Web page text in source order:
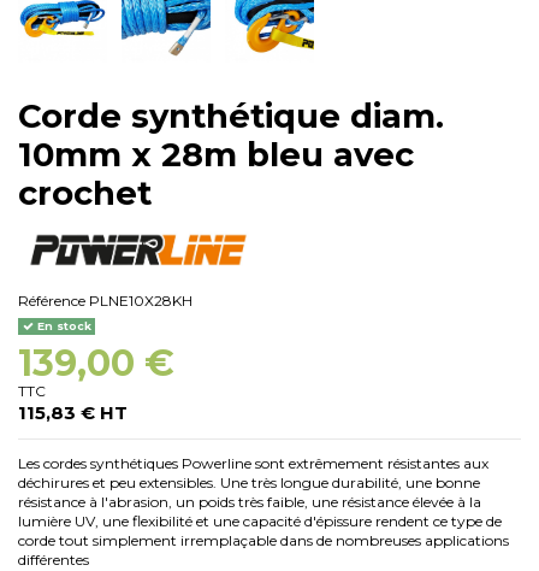
Corde synthétique diam.
10mm x 28m bleu avec
crochet
Référence PLNE10X28KH
En stock
139,00 €
TTC
115,83 € HT
Les cordes synthétiques Powerline sont extrêmement résistantes aux
déchirures et peu extensibles. Une très longue durabilité, une bonne
résistance à l'abrasion, un poids très faible, une résistance élevée à la
lumière UV, une flexibilité et une capacité d'épissure rendent ce type de
corde tout simplement irremplaçable dans de nombreuses applications
différentes